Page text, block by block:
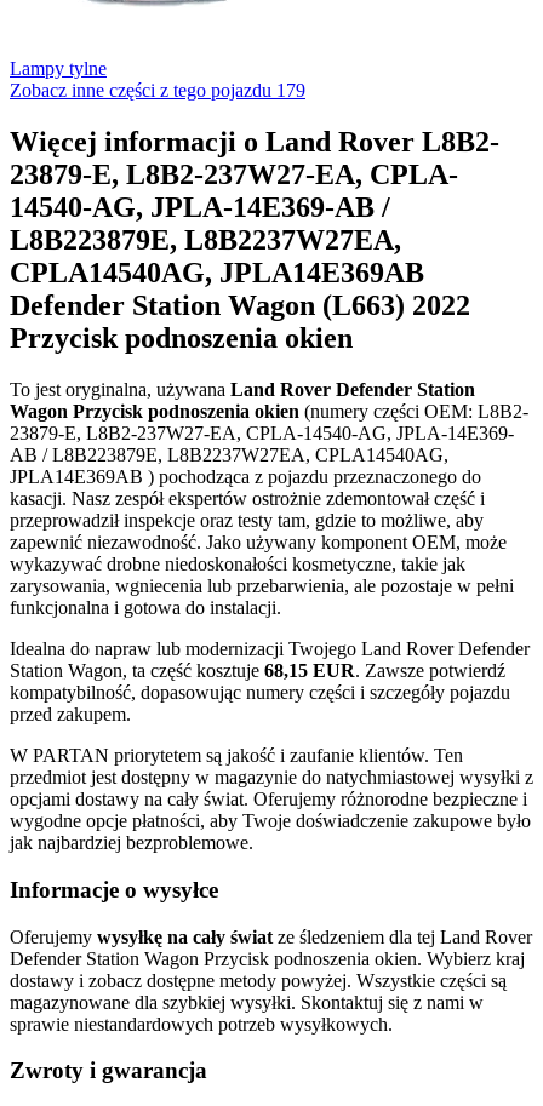
Lampy tylne
Zobacz inne części z tego pojazdu 179
Więcej informacji o Land Rover L8B2-
23879-E, L8B2-237W27-EA, CPLA-
14540-AG, JPLA-14E369-AB /
L8B223879E, L8B2237W27EA,
CPLA14540AG, JPLA14E369AB
Defender Station Wagon (L663) 2022
Przycisk podnoszenia okien
To jest oryginalna, używana Land Rover Defender Station
Wagon Przycisk podnoszenia okien (numery części OEM: L8B2-
23879-E, L8B2-237W27-EA, CPLA-14540-AG, JPLA-14E369-
AB / L8B223879E, L8B2237W27EA, CPLA14540AG,
JPLA14E369AB ) pochodząca z pojazdu przeznaczonego do
kasacji. Nasz zespół ekspertów ostrożnie zdemontował część i
przeprowadził inspekcje oraz testy tam, gdzie to możliwe, aby
zapewnić niezawodność. Jako używany komponent OEM, może
wykazywać drobne niedoskonałości kosmetyczne, takie jak
zarysowania, wgniecenia lub przebarwienia, ale pozostaje w pełni
funkcjonalna i gotowa do instalacji.
Idealna do napraw lub modernizacji Twojego Land Rover Defender
Station Wagon, ta część kosztuje 68,15 EUR. Zawsze potwierdź
kompatybilność, dopasowując numery części i szczegóły pojazdu
przed zakupem.
W PARTAN priorytetem są jakość i zaufanie klientów. Ten
przedmiot jest dostępny w magazynie do natychmiastowej wysyłki z
opcjami dostawy na cały świat. Oferujemy różnorodne bezpieczne i
wygodne opcje płatności, aby Twoje doświadczenie zakupowe było
jak najbardziej bezproblemowe.
Informacje o wysyłce
Oferujemy wysyłkę na cały świat ze śledzeniem dla tej Land Rover
Defender Station Wagon Przycisk podnoszenia okien. Wybierz kraj
dostawy i zobacz dostępne metody powyżej. Wszystkie części są
magazynowane dla szybkiej wysyłki. Skontaktuj się z nami w
sprawie niestandardowych potrzeb wysyłkowych.
Zwroty i gwarancja